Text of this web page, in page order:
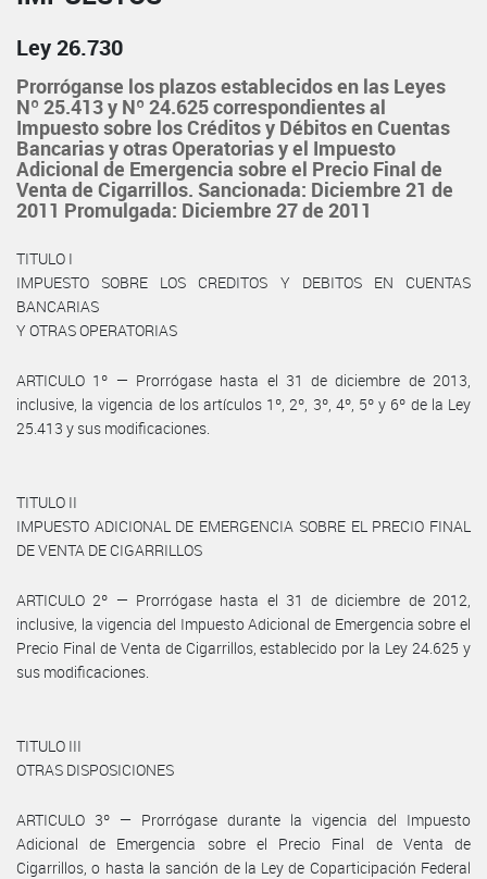
Ley 26.730
Prorróganse los plazos establecidos en las Leyes
Nº 25.413 y Nº 24.625 correspondientes al
Impuesto sobre los Créditos y Débitos en Cuentas
Bancarias y otras Operatorias y el Impuesto
Adicional de Emergencia sobre el Precio Final de
Venta de Cigarrillos. Sancionada: Diciembre 21 de
2011 Promulgada: Diciembre 27 de 2011
TITULO I
IMPUESTO SOBRE LOS CREDITOS Y DEBITOS EN CUENTAS
BANCARIAS
Y OTRAS OPERATORIAS
ARTICULO 1º — Prorrógase hasta el 31 de diciembre de 2013,
inclusive, la vigencia de los artículos 1º, 2º, 3º, 4º, 5º y 6º de la Ley
25.413 y sus modificaciones.
TITULO II
IMPUESTO ADICIONAL DE EMERGENCIA SOBRE EL PRECIO FINAL
DE VENTA DE CIGARRILLOS
ARTICULO 2º — Prorrógase hasta el 31 de diciembre de 2012,
inclusive, la vigencia del Impuesto Adicional de Emergencia sobre el
Precio Final de Venta de Cigarrillos, establecido por la Ley 24.625 y
sus modificaciones.
TITULO III
OTRAS DISPOSICIONES
ARTICULO 3º — Prorrógase durante la vigencia del Impuesto
Adicional de Emergencia sobre el Precio Final de Venta de
Cigarrillos, o hasta la sanción de la Ley de Coparticipación Federal